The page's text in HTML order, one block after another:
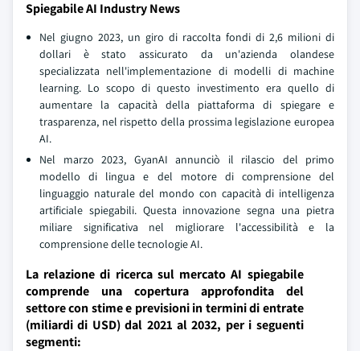
Spiegabile AI Industry News
Nel giugno 2023, un giro di raccolta fondi di 2,6 milioni di
dollari è stato assicurato da un'azienda olandese
specializzata nell'implementazione di modelli di machine
learning. Lo scopo di questo investimento era quello di
aumentare la capacità della piattaforma di spiegare e
trasparenza, nel rispetto della prossima legislazione europea
AI.
Nel marzo 2023, GyanAI annunciò il rilascio del primo
modello di lingua e del motore di comprensione del
linguaggio naturale del mondo con capacità di intelligenza
artificiale spiegabili. Questa innovazione segna una pietra
miliare significativa nel migliorare l'accessibilità e la
comprensione delle tecnologie AI.
La relazione di ricerca sul mercato AI spiegabile
comprende una copertura approfondita del
settore con stime e previsioni in termini di entrate
(miliardi di USD) dal 2021 al 2032, per i seguenti
segmenti: